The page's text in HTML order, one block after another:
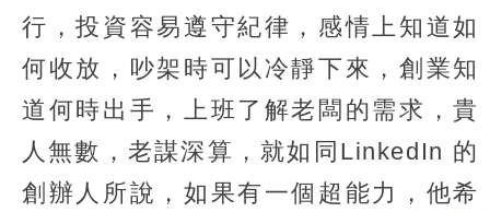
行，投資容易遵守紀律，感情上知道如
何收放，吵架時可以冷靜下來，創業知
道何時出手，上班了解老闆的需求，貴
人無數，老謀深算，就如同LinkedIn 的
創辦人所說，如果有一個超能力，他希